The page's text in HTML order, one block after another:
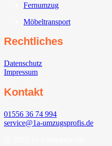
Fernumzug
Möbeltransport
Rechtliches
Datenschutz
Impressum
Kontakt
01556 36 74 994
service@1a-umzugsprofis.de